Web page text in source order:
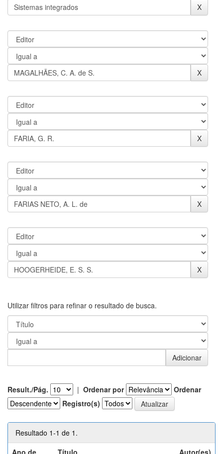
Utilizar filtros para refinar o resultado de busca.
Result./Pág. | Ordenar por
Ordenar
Registro(s)
Resultado 1-1 de 1.
Ano de
Título Autor(es)